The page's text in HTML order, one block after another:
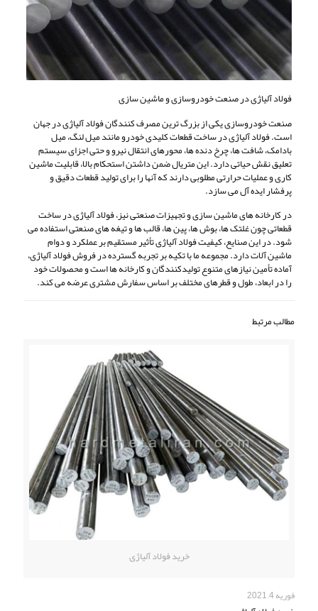
فولاد آلیاژی در صنعت خودروسازی و ماشین سازی
صنعت خودروسازی یکی از بزرگ ترین مصرف کنندگان فولاد آلیاژی در جهان
است. فولاد آلیاژی در ساخت قطعات کلیدی خودرو مانند میل لنگ، میل
بادامک، شافت ها، چرخ دنده ها، محورهای انتقال نیرو و حتی اجزای سیستم
تعلیق نقش حیاتی دارد. این متریال ضمن داشتن استحکام بالا، قابلیت ماشین
کاری و عملیات حرارتی مطلوبی دارند که آنها را برای تولید قطعات دقیق و
پرفشار ایده آل می سازد.
در کارخانه های ماشین سازی و تجهیزات صنعتی نیز، فولاد آلیاژی در ساخت
قطعاتی چون غلتک ها، بوش ها، پین ها، قالب ها و تیغه های صنعتی استفاده می
شود. در این صنایع، کیفیت فولاد آلیاژی تأثیر مستقیم بر عملکرد و دوام
ماشین آلات دارد. مجموعه ما با تکیه بر تجربه گسترده در فروش فولاد آلیاژی،
آماده تأمین نیازهای متنوع تولیدکنندگان و کارخانه ها است و محصولات خود
را در ابعاد، طول و قطرهای مختلف بر اساس سفارش مشتری عرضه می کند.
مطالب مرتبط
خرید فولاد آلیاژی
فوریه 4, 2021